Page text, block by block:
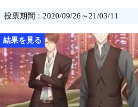
投票期間：2020/09/26～21/03/11